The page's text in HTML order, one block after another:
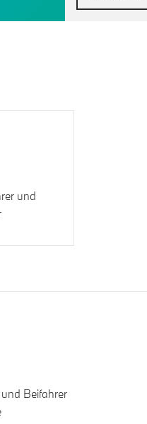
und
Beifahrer